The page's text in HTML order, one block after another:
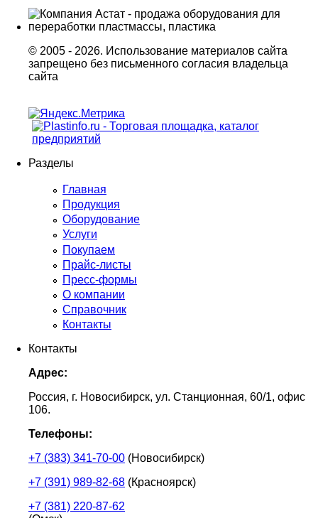
© 2005 - 2026. Использование материалов сайта
запрещено без письменного согласия владельца
сайта
Разделы
Главная
Продукция
Оборудование
Услуги
Покупаем
Прайс-листы
Пресс-формы
О компании
Справочник
Контакты
Контакты
Адрес:
Россия, г. Новосибирск, ул. Станционная, 60/1, офис
106.
Телефоны:
+7 (383) 341-70-00 (Новосибирск)
+7 (391) 989-82-68 (Красноярск)
+7 (381) 220-87-62